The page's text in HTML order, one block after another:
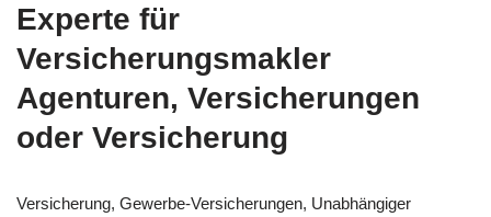
Experte für
Versicherungsmakler
Agenturen, Versicherungen
oder Versicherung
Versicherung, Gewerbe-Versicherungen, Unabhängiger